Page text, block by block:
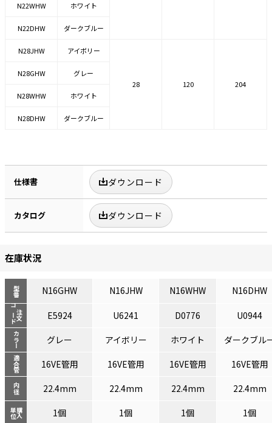
N22WHW ホワイト
N22DHW ダークブルー
N28JHW アイボリー
28 120 204
N28GHW グレー
N28WHW ホワイト
N28DHW ダークブルー
仕様書 ダウンロード
カタログ ダウンロード
在庫状況
型番
注文
コード
カラー
適合管
内径
購入
単位
N16GHW N16JHW N16WHW N16DHW
E5924 U6241 D0776
U0944
グレー
アイボリー ホワイト
ダークブル
16VE管用
16VE管用 16VE管用
16VE管用
22.4mm
22.4mm 22.4mm
22.4mm
1個
1個 1個 1個